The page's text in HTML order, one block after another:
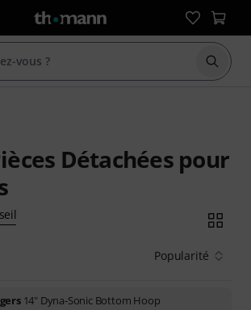
Détachées pour
Popularité
14" Dyna-Sonic Bottom Hoop